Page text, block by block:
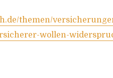
themen/
wollen-